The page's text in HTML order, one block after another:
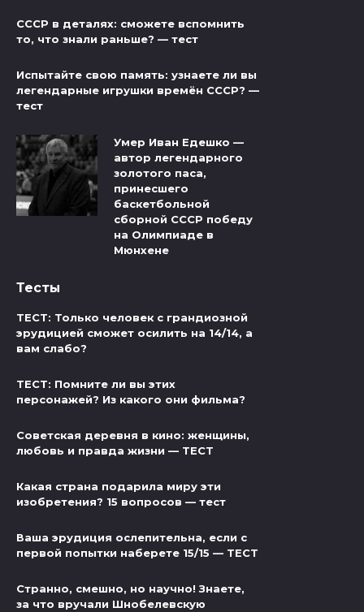
СССР в деталях: сможете вспомнить
то, что знали раньше? — тест
Испытайте свою память: узнаете ли вы
легендарные игрушки времён СССР? —
тест
Умер Иван Едешко —
автор легендарного
золотого паса,
принесшего
баскетбольной
сборной СССР победу
на Олимпиаде в
Мюнхене
Тесты
ТЕСТ: Только человек с грандиозной
эрудицией сможет осилить на 14/14, а
вам слабо?
ТЕСТ: Помните ли вы этих
персонажей? Из какого они фильма?
Советская деревня в кино: женщины,
любовь и правда жизни — ТЕСТ
Какая страна подарила миру эти
изобретения? 15 вопросов — тест
Ваша эрудиция ослепительна, если с
первой попытки наберете 15/15 — ТЕСТ
Странно, смешно, но научно! Знаете,
за что вручали Шнобелевскую